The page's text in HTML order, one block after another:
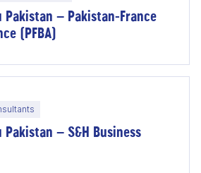
Pakistan – Pakistan-France
(PFBA)
– S&H Business